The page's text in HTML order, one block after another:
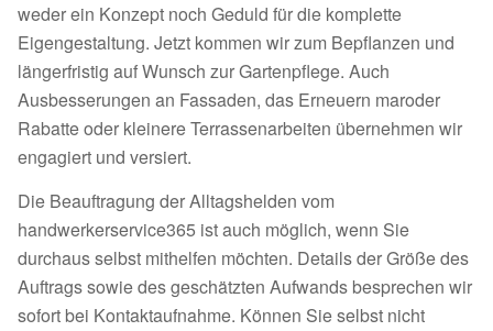
weder ein Konzept noch Geduld für die komplette
Eigengestaltung. Jetzt kommen wir zum Bepflanzen und
längerfristig auf Wunsch zur Gartenpflege. Auch
Ausbesserungen an Fassaden, das Erneuern maroder
Rabatte oder kleinere Terrassenarbeiten übernehmen wir
engagiert und versiert.
Die Beauftragung der Alltagshelden vom
handwerkerservice365 ist auch möglich, wenn Sie
durchaus selbst mithelfen möchten. Details der Größe des
Auftrags sowie des geschätzten Aufwands besprechen wir
sofort bei Kontaktaufnahme. Können Sie selbst nicht